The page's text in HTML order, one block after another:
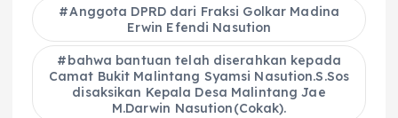
Anggota DPRD dari Fraksi Golkar Madina
Erwin Efendi Nasution
bahwa bantuan telah diserahkan kepada
Camat Bukit Malintang Syamsi Nasution.S.Sos
disaksikan Kepala Desa Malintang Jae
M.Darwin Nasution(Cokak).